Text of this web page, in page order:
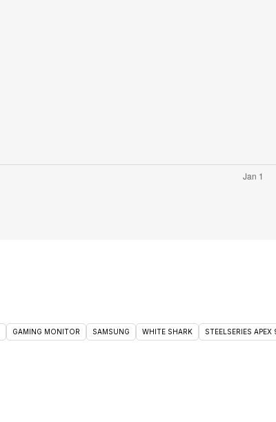
GAMING MONITOR SAMSUNG WHITE SHARK STEELSERIES